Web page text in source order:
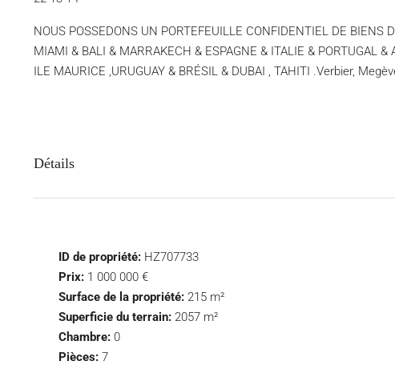
NOUS POSSEDONS UN PORTEFEUILLE CONFIDENTIEL DE
MIAMI & BALI & MARRAKECH & ESPAGNE & ITALIE & PORTUGAL
ILE MAURICE ,URUGUAY & BRÉSIL & DUBAI , TAHITI .Verbier,
Détails
ID de propriété: HZ707733
Prix: 1 000 000 €
Surface de la propriété: 215 m²
Superficie du terrain: 2057 m²
Chambre: 0
Pièces: 7